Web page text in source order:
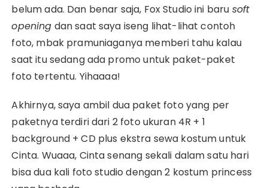
belum ada. Dan benar saja, Fox Studio ini baru soft
opening dan saat saya iseng lihat-lihat contoh
foto, mbak pramuniaganya memberi tahu kalau
saat itu sedang ada promo untuk paket-paket
foto tertentu. Yihaaaa!
Akhirnya, saya ambil dua paket foto yang per
paketnya terdiri dari 2 foto ukuran 4R + 1
background + CD plus ekstra sewa kostum untuk
Cinta. Wuaaa, Cinta senang sekali dalam satu hari
bisa dua kali foto studio dengan 2 kostum princess